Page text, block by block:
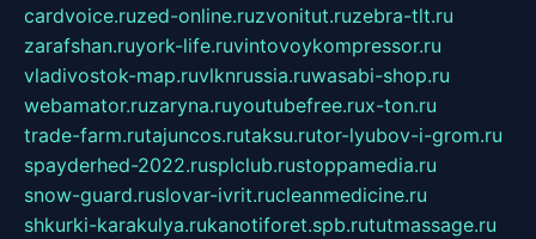
cardvoice.ruzed-online.ruzvonitut.ruzebra-tlt.ru
zarafshan.ruyork-life.ruvintovoykompressor.ru
vladivostok-map.ruvlknrussia.ruwasabi-shop.ru
webamator.ruzaryna.ruyoutubefree.rux-ton.ru
trade-farm.rutajuncos.rutaksu.rutor-lyubov-i-grom.ru
spayderhed-2022.rusplclub.rustoppamedia.ru
snow-guard.ruslovar-ivrit.rucleanmedicine.ru
shkurki-karakulya.rukanotiforet.spb.rututmassage.ru